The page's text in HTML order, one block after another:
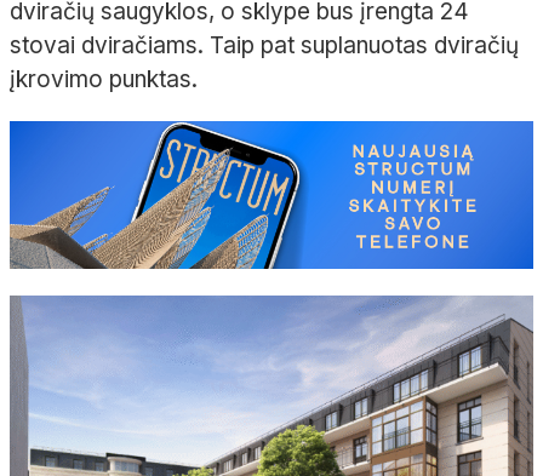
dviračių saugyklos, o sklype bus įrengta 24
stovai dviračiams. Taip pat suplanuotas dviračių
įkrovimo punktas.